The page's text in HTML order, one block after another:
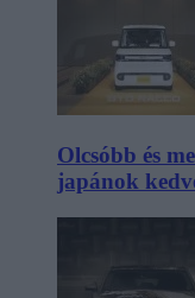
Olcsóbb és
japánok